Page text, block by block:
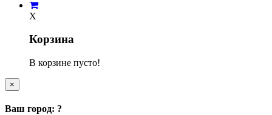
X
Корзина
В корзине пусто!
×
Ваш город: ?